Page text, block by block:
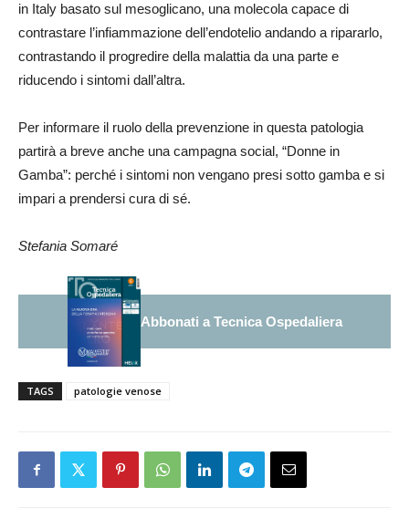
in Italy basato sul mesoglicano, una molecola capace di
contrastare l’infiammazione dell’endotelio andando a ripararlo,
contrastando il progredire della malattia da una parte e
riducendo i sintomi dall’altra.
Per informare il ruolo della prevenzione in questa patologia
partirà a breve anche una campagna social, “Donne in
Gamba”: perché i sintomi non vengano presi sotto gamba e si
impari a prendersi cura di sé.
Stefania Somaré
Abbonati a Tecnica Ospedaliera
TAGS patologie venose